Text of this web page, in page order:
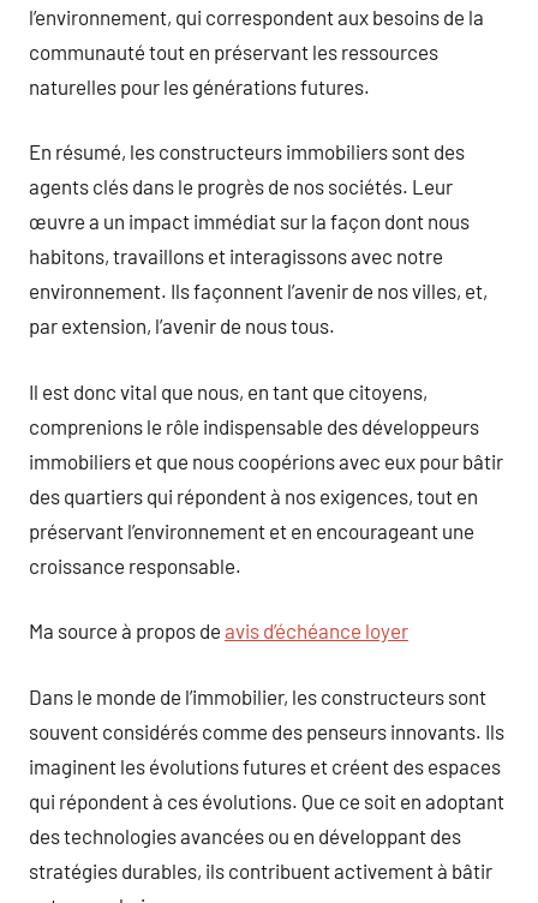
l’environnement, qui correspondent aux besoins de la
communauté tout en préservant les ressources
naturelles pour les générations futures.
En résumé, les constructeurs immobiliers sont des
agents clés dans le progrès de nos sociétés. Leur
œuvre a un impact immédiat sur la façon dont nous
habitons, travaillons et interagissons avec notre
environnement. Ils façonnent l’avenir de nos villes, et,
par extension, l’avenir de nous tous.
Il est donc vital que nous, en tant que citoyens,
comprenions le rôle indispensable des développeurs
immobiliers et que nous coopérions avec eux pour bâtir
des quartiers qui répondent à nos exigences, tout en
préservant l’environnement et en encourageant une
croissance responsable.
Ma source à propos de avis d’échéance loyer
Dans le monde de l’immobilier, les constructeurs sont
souvent considérés comme des penseurs innovants. Ils
imaginent les évolutions futures et créent des espaces
qui répondent à ces évolutions. Que ce soit en adoptant
des technologies avancées ou en développant des
stratégies durables, ils contribuent activement à bâtir